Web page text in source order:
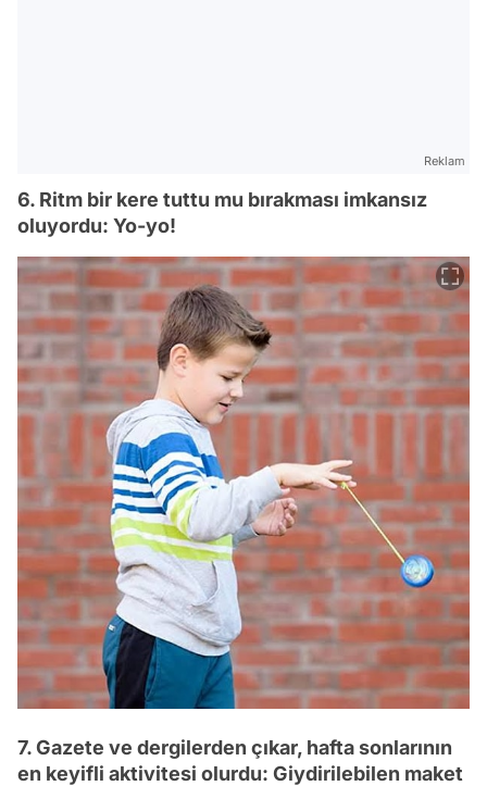
Reklam
6. Ritm bir kere tuttu mu bırakması imkansız
oluyordu: Yo-yo!
7. Gazete ve dergilerden çıkar, hafta sonlarının
en keyifli aktivitesi olurdu: Giydirilebilen maket